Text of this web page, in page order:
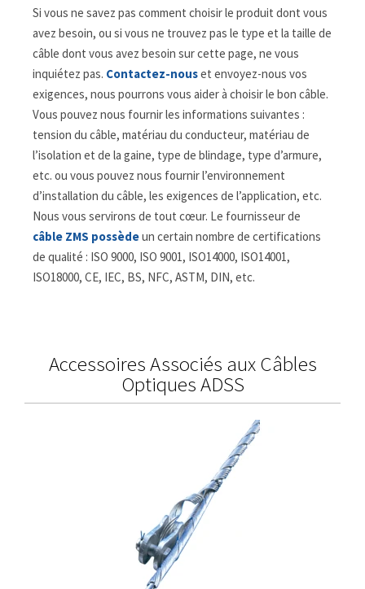
Si vous ne savez pas comment choisir le produit dont vous
avez besoin, ou si vous ne trouvez pas le type et la taille de
câble dont vous avez besoin sur cette page, ne vous
inquiétez pas. Contactez-nouset envoyez-nous vos
exigences, nous pourrons vous aider à choisir le bon câble.
Vous pouvez nous fournir les informations suivantes :
tension du câble, matériau du conducteur, matériau de
l’isolation et de la gaine, type de blindage, type d’armure,
etc. ou vous pouvez nous fournir l’environnement
d’installation du câble, les exigences de l’application, etc.
Nous vous servirons de tout cœur. Le fournisseur de
câble ZMS possèdeun certain nombre de certifications
de qualité : ISO 9000, ISO 9001, ISO14000, ISO14001,
ISO18000, CE, IEC, BS, NFC, ASTM, DIN, etc.
Accessoires Associés aux Câbles
Optiques ADSS